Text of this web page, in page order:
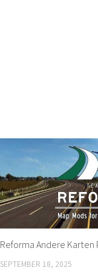
Reforma Andere Karten
SEPTEMBER 18, 2025